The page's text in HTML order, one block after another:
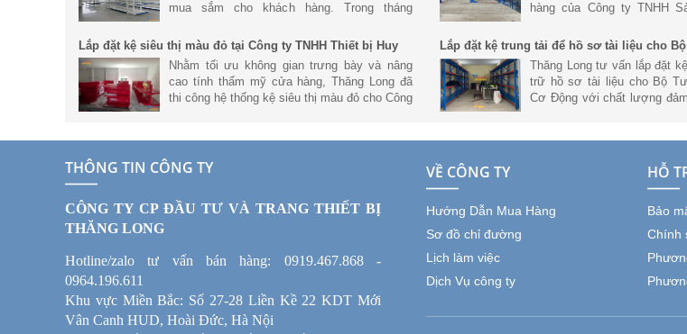
mua sắm cho khách hàng. Trong tháng
xuất và lắp đặt hệ thống kệ
Lắp đặt kệ siêu thị màu đỏ tại Công ty TNHH Thiết bị Huy
Phong
Nhằm tối ưu không gian trưng bày và nâng
cao tính thẩm mỹ cửa hàng, Thăng Long đã
thi công hệ thống kệ siêu thị màu đỏ cho Công
hàng của Công ty TNHH
Hòa Long An.
Lắp đặt kệ trung tải để hồ sơ tài liệu cho
Sát Cơ Động
Thăng Long tư vấn lắp đặt
trữ hồ sơ tài liệu cho Bộ
Cơ Động với chất lượng
THÔNG TIN CÔNG TY
CÔNG TY CP ĐẦU TƯ VÀ TRANG THIẾT BỊ
THĂNG LONG
Hotline/zalo tư vấn bán hàng: 0919.467.868 -
0964.196.611
Khu vực Miền Bắc: Số 27-28 Liền Kề 22 KDT Mới
Vân Canh HUD, Hoài Đức, Hà Nội
VỀ CÔNG TY
Hướng Dẫn Mua Hàng
Sơ đồ chỉ đường
Lịch làm việc
Dịch Vụ công ty
HỖ
Bảo
Chính